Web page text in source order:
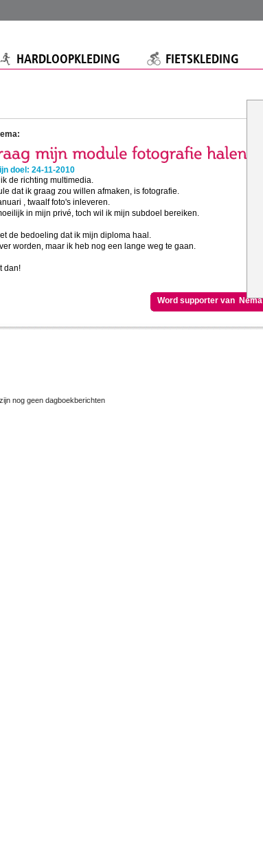
doel: 24-11-2010
de richting multimedia.
dat ik graag zou willen afmaken, is fotografie.
, twaalf foto's inleveren.
in mijn privé, toch wil ik mijn subdoel bereiken.
de bedoeling dat ik mijn diploma haal.
worden, maar ik heb nog een lange weg te gaan.
dan!
Word supporter van Nema
nog geen dagboekberichten
HARDLOOPKLEDING FIETSKLEDING